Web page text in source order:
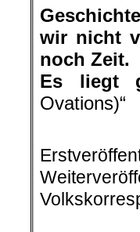
wir nicht
noch Zeit.
Es liegt
Ovations)“